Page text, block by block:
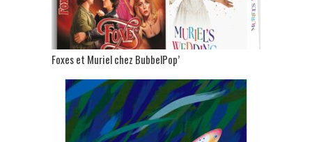
Foxes et Muriel chez BubbelPop’